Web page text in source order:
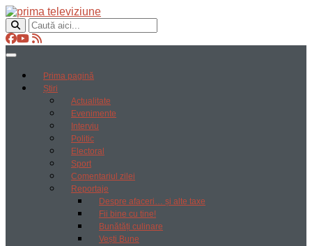
Prima pagină
Știri
Actualitate
Evenimente
Interviu
Politic
Electoral
Sport
Comentariul zilei
Reportaje
Despre afaceri… și alte taxe
Fii bine cu tine!
Bunătăți culinare
Vești Bune